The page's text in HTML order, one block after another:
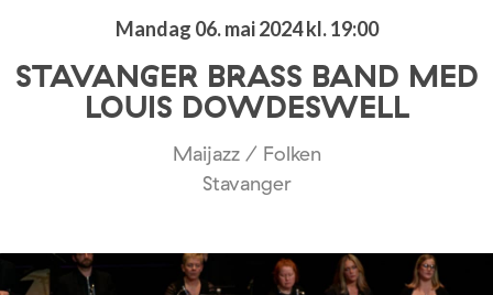
Mandag 06. mai 2024 kl. 19:00
STAVANGER BRASS BAND MED
LOUIS DOWDESWELL
Maijazz / Folken
Stavanger